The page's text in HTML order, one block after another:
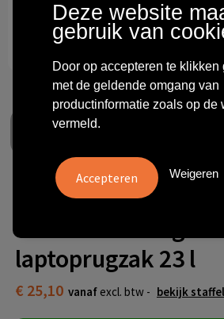
Aqua GRS
waterbestendige
laptoprugzak 23 l
€ 25,10 vanaf excl. btw - bekijk staffel
Deze website
gebruik van
Door op accepteren te klikken
met de geldende omgang van
productinformatie zoals op de
vermeld.
Weigeren